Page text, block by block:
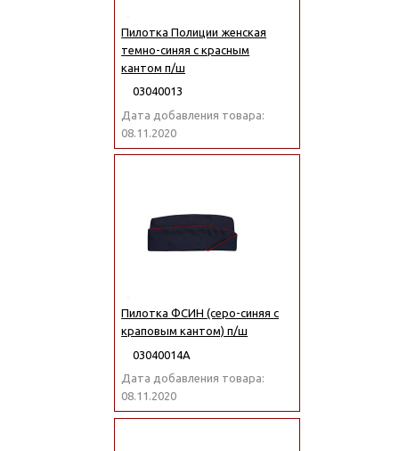
Пилотка Полиции женская
темно-синяя с красным
кантом п/ш
03040013
Дата добавления товара:
08.11.2020
Пилотка ФСИН (серо-синяя с
краповым кантом) п/ш
03040014А
Дата добавления товара:
08.11.2020